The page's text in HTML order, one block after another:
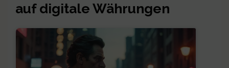
auf digitale Währungen